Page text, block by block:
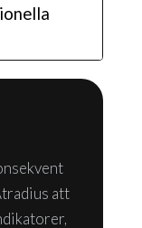
att